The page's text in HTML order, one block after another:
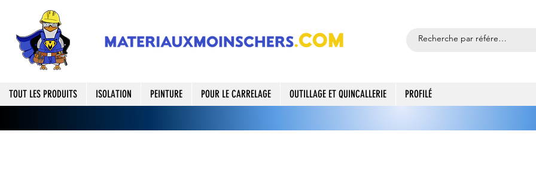
TOUT LES PRODUITS ISOLATION PEINTURE POUR LE CARRELAGE OUTILLAGE ET QUINCALLERIE PROFILÉ